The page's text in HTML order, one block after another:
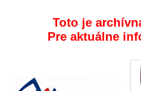
Toto je
Pre aktuálne